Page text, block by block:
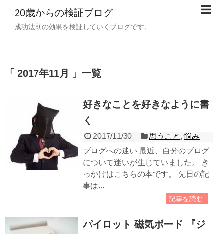
20歳からの検証ブログ
成功法則の効果を検証していくブログです。
「 2017年11月 」一覧
好きなことを好きなように書
く
2017/11/30 思うこと ,悩み
ブログへの迷い 最近、自分のブログ
について迷いが生じていました。 き
っかけはこちらの本です。 先日の記
事は...
記事を読む
パイロット 磁気ボード 『ジ